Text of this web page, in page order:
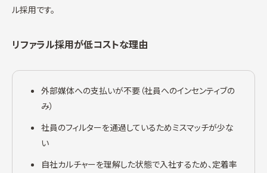
ル採用です。
リファラル採用が低コストな理由
外部媒体への支払いが不要（社員へのインセンティブの
み）
社員のフィルターを通過しているためミスマッチが少な
い
自社カルチャーを理解した状態で入社するため、定着率